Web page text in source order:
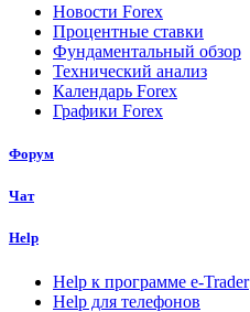
Новости Forex
Процентные ставки
Фундаментальный обзор
Технический анализ
Календарь Forex
Графики Forex
Форум
Чат
Help
Help к программе e-Trader
Help для телефонов